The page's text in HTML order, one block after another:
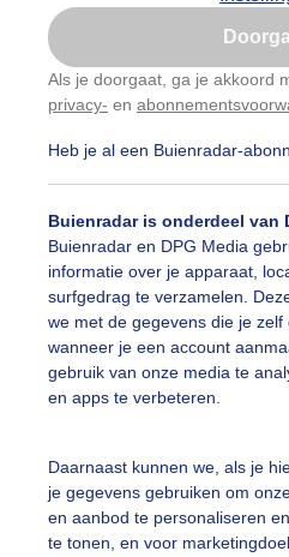
Als je doorgaat, ga je akkoord
privacy- en
Heb je al een Buienradar-
Buienradar is onderdeel van
Buienradar en DPG Media
informatie over je apparaat,
surfgedrag te verzamelen.
we met de gegevens die je
wanneer je een account
gebruik van onze media te
en apps te verbeteren.
Daarnaast kunnen we, als je
je gegevens gebruiken om
en aanbod te personaliseren
te tonen, en voor
de buien door,
Nu niet,
Gebruik je Safari en wil je
Klikhierom dit